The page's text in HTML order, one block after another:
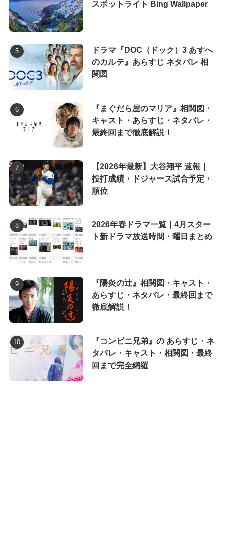
スポットライト Bing Wallpaper
ドラマ『DOC（ドック）3 あすへ
のカルテ』あらすじ ネタバレ 相
関図
『まぐだら屋のマリア』相関図・
キャスト・あらすじ・ネタバレ・
最終回まで徹底解説！
【2026年最新】大谷翔平 速報｜
投打成績・ドジャース試合予定・
順位
2026年春ドラマ一覧｜4月スター
ト新ドラマ放送時間・曜日まとめ
『陽炎の辻』相関図・キャスト・
あらすじ・ネタバレ・最終回まで
徹底解説！
『コンビニ兄弟』の あらすじ・ネ
タバレ・キャスト・相関図・最終
回まで完全網羅